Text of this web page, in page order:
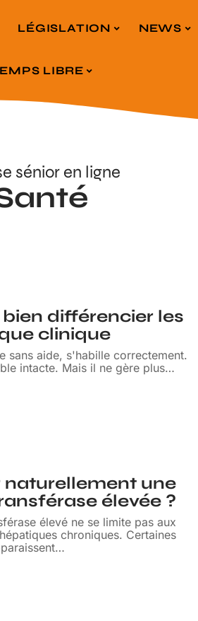
LÉGISLATION NEWS
LIBRE
sénior en ligne
bien différencier les
clinique
sans aide, s'habille correctement.
intacte. Mais il ne gère plus…
une
élevée ?
élevé ne se limite pas aux
chroniques. Certaines
…